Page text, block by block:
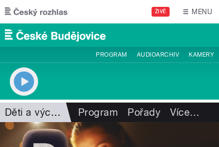
Přejít k hlavnímu obsahu
ŽIVĚ MENU
PROGRAM AUDIOARCHIV KAMERY
Děti a výchova Program Pořady Více…